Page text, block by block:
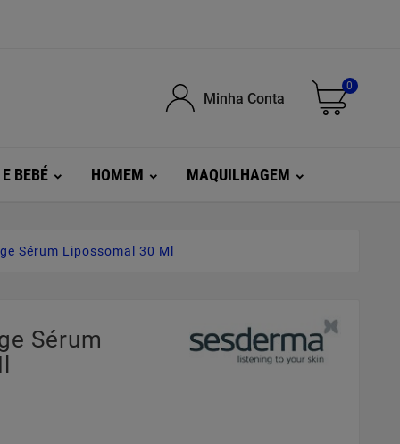
Minha Conta
0
BEBÉ HOMEM MAQUILHAGEM
Sérum Lipossomal 30 Ml
Sérum